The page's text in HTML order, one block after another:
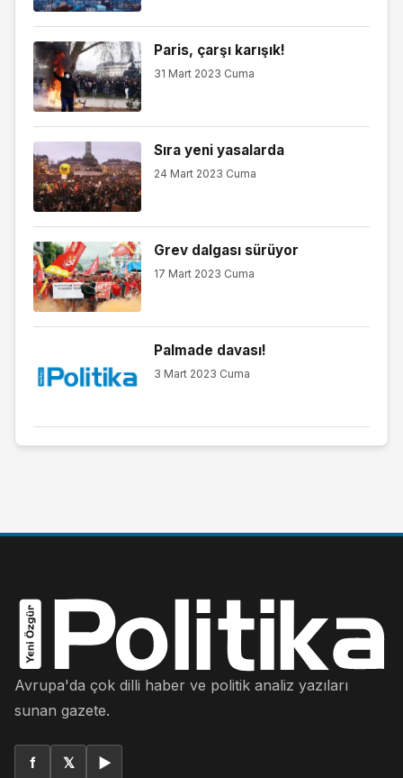
Paris, çarşı karışık!
31 Mart 2023 Cuma
Sıra yeni yasalarda
24 Mart 2023 Cuma
Grev dalgası sürüyor
17 Mart 2023 Cuma
Palmade davası!
3 Mart 2023 Cuma
Avrupa'da çok dilli haber ve politik analiz yazıları
sunan gazete.
f 𝕏 ▶